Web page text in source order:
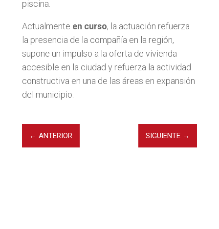
piscina.
Actualmente en curso, la actuación refuerza
la presencia de la compañía en la región,
supone un impulso a la oferta de vivienda
accesible en la ciudad y refuerza la actividad
constructiva en una de las áreas en expansión
del municipio.
← ANTERIOR SIGUIENTE →